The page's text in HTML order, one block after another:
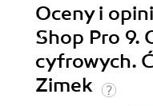
Oceny i
Shop Pro 9.
cyfrowych.
Zimek